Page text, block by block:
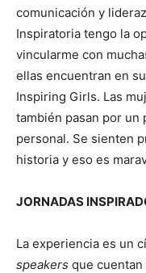
comunicación y
Inspiratoria tengo la
vincularme con
ellas encuentran en
Inspiring Girls. Las
también pasan por un
personal. Se sienten
historia y eso es
JORNADAS
La experiencia es un
speakers que cuentan